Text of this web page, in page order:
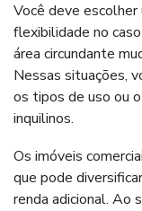
Você deve
flexibilidade no
área circundante
Nessas situações,
os tipos de uso ou
inquilinos.
Os imóveis
que pode
renda adicional. Ao